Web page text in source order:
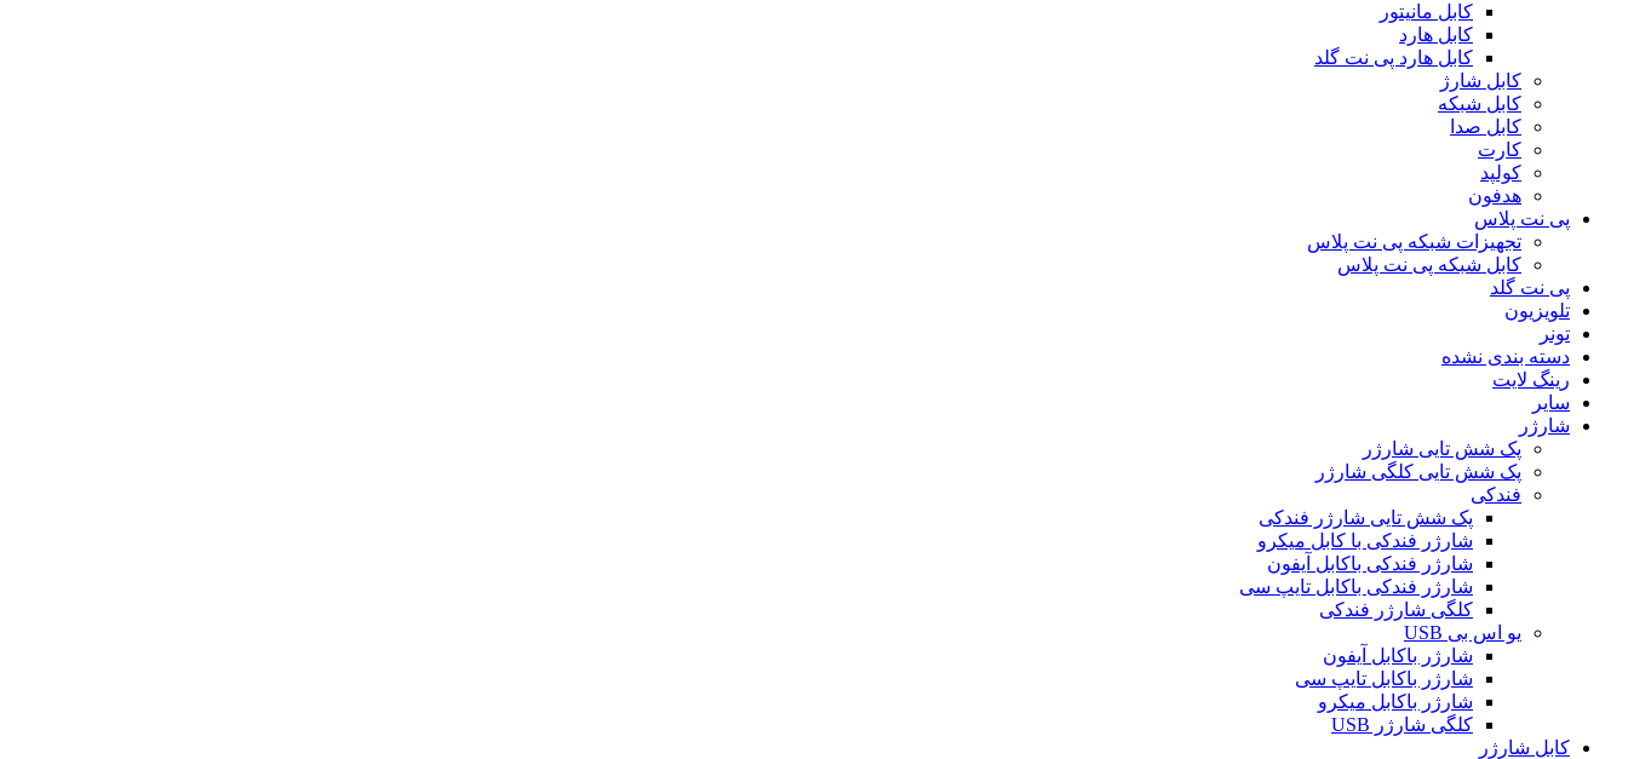
کابل مانیتور
کابل هارد
کابل هارد پی نت گلد
کابل شارژ
کابل شبکه
کابل صدا
کارت
کولپد
هدفون
پی نت پلاس
تجهیزات شبکه پی نت پلاس
کابل شبکه پی نت پلاس
پی نت گلد
تلویزیون
تونر
دسته بندی نشده
رینگ لایت
سایر
شارژر
پک شش تایی شارژر
پک شش تایی کلگی شارژر
فندکی
پک شش تایی شارژر فندکی
شارژر فندکی با کابل میکرو
شارژر فندکی باکابل آیفون
شارژر فندکی باکابل تایپ سی
کلگی شارژر فندکی
یو اس بی USB
شارژر باکابل آیفون
شارژر باکابل تایپ سی
شارژر باکابل میکرو
کلگی شارژر USB
کابل شارژر